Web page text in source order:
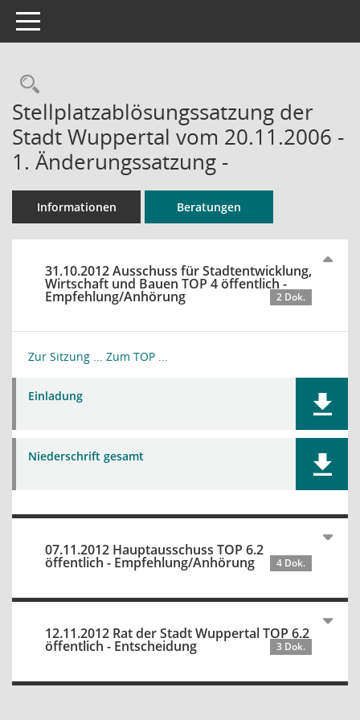
Toggle navigation
Rechercheauswahl
Stellplatzablösungssatzung der
Stadt Wuppertal vom 20.11.2006 -
1. Änderungssatzung -
Informationen Beratungen
31.10.2012 Ausschuss für Stadtentwicklung,
Wirtschaft und Bauen TOP 4 öffentlich -
Empfehlung/Anhörung 2 Dok.
Zur Sitzung ... Zum TOP ...
Einladung
Niederschrift gesamt
07.11.2012 Hauptausschuss TOP 6.2
öffentlich - Empfehlung/Anhörung 4 Dok.
12.11.2012 Rat der Stadt Wuppertal TOP 6.2
öffentlich - Entscheidung 3 Dok.